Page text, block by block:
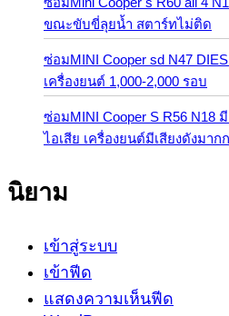
ขณะขับขี่ลุยน้ำ สตาร์ทไม่ติด
ซ่อมMINI Cooper sd N47
เครื่องยนต์ 1,000-2,000 รอบ
ซ่อมMINI Cooper S R56 N18
ไอเสีย เครื่องยนต์มีเสียงดังมาก
นิยาม
เข้าสู่ระบบ
เข้าฟีด
แสดงความเห็นฟีด